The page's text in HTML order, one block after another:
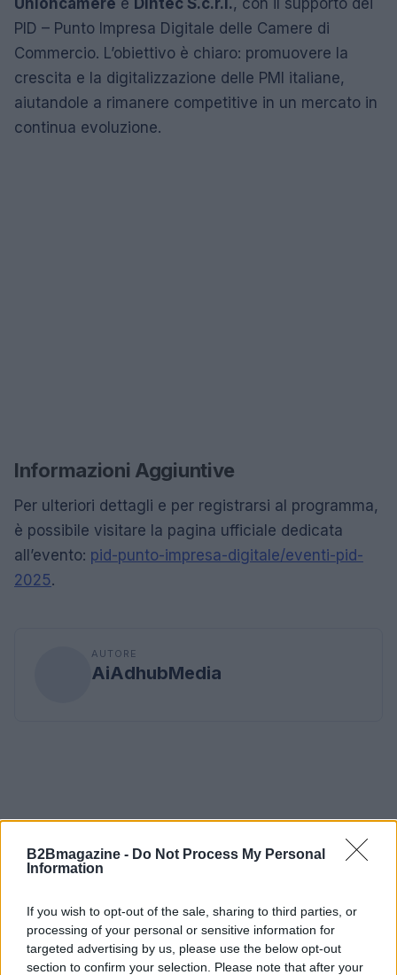
B2Bmagazine - Do Not Process My Personal
Information
If you wish to opt-out of the sale, sharing to third parties, or
processing of your personal or sensitive information for
targeted advertising by us, please use the below opt-out
section to confirm your selection. Please note that after your
Unioncamere e Dintec S.c.r.l., con il supporto dei
PID – Punto Impresa Digitale delle Camere di
Commercio. L’obiettivo è chiaro: promuovere la
crescita e la digitalizzazione delle PMI italiane,
aiutandole a rimanere competitive in un mercato in
continua evoluzione.
Informazioni Aggiuntive
Per ulteriori dettagli e per registrarsi al programma,
è possibile visitare la pagina ufficiale dedicata
all’evento: pid-punto-impresa-digitale/eventi-pid-
2025.
AUTORE
AiAdhubMedia